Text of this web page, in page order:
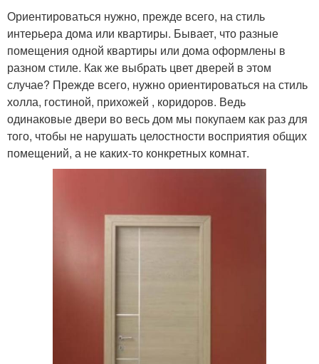
Ориентироваться нужно, прежде всего, на стиль
интерьера дома или квартиры. Бывает, что разные
помещения одной квартиры или дома оформлены в
разном стиле. Как же выбрать цвет дверей в этом
случае? Прежде всего, нужно ориентироваться на стиль
холла, гостиной, прихожей , коридоров. Ведь
одинаковые двери во весь дом мы покупаем как раз для
того, чтобы не нарушать целостности восприятия общих
помещений, а не каких-то конкретных комнат.